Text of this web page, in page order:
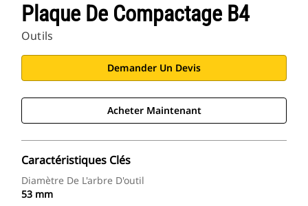
Plaque De Compactage B4
Outils
Demander Un Devis
Acheter Maintenant
Caractéristiques Clés
Diamètre De L'arbre D'outil
53 mm